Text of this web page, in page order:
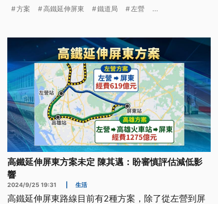
方案 高鐵延伸屏東 鐵道局 左營 ...
高鐵延伸屏東方案未定 陳其邁：盼審慎評估減低影
響
2024/9/25 19:31 生活
高鐵延伸屏東路線目前有2種方案，除了從左營到屏